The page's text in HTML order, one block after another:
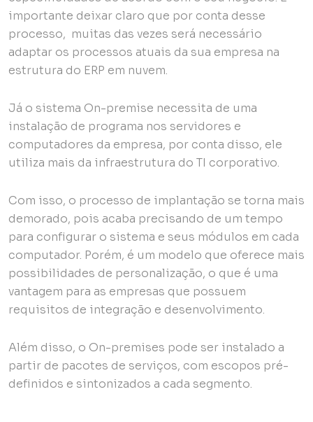
importante deixar claro que por conta desse
processo, muitas das vezes será necessário
adaptar os processos atuais da sua empresa na
estrutura do ERP em nuvem.
Já o sistema On-premise necessita de uma
instalação de programa nos servidores e
computadores da empresa, por conta disso, ele
utiliza mais da infraestrutura do TI corporativo.
Com isso, o processo de implantação se torna mais
demorado, pois acaba precisando de um tempo
para configurar o sistema e seus módulos em cada
computador. Porém, é um modelo que oferece mais
possibilidades de personalização, o que é uma
vantagem para as empresas que possuem
requisitos de integração e desenvolvimento.
Além disso, o On-premises pode ser instalado a
partir de pacotes de serviços, com escopos pré-
definidos e sintonizados a cada segmento.